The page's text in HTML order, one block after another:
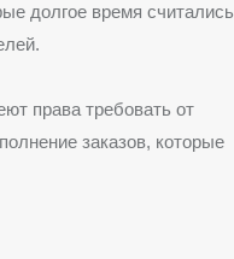
долгое время считались
права требовать от
заказов, которые